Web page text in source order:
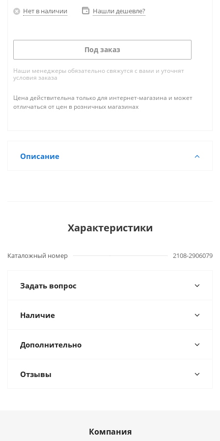
Нет в наличии Нашли дешевле?
Под заказ
Наши менеджеры обязательно свяжутся с вами и уточнят
условия заказа
Цена действительна только для интернет-магазина и может
отличаться от цен в розничных магазинах
Описание
Характеристики
Каталожный номер 2108-2906079
Задать вопрос
Наличие
Дополнительно
Отзывы
Компания